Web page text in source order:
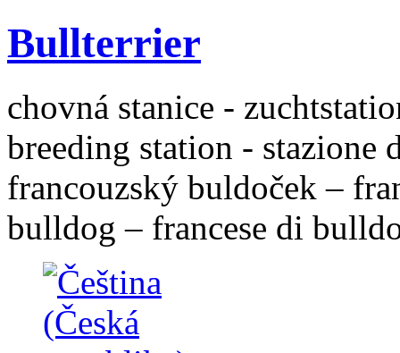
Bullterrier
chovná stanice -
breeding station - stazione
francouzský buldoček –
bulldog – francese di